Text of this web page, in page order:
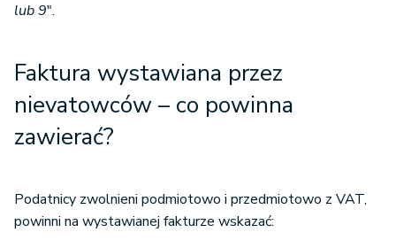
lub 9".
Faktura wystawiana przez
nievatowców – co powinna
zawierać?
Podatnicy zwolnieni podmiotowo i przedmiotowo z VAT,
powinni na wystawianej fakturze wskazać: